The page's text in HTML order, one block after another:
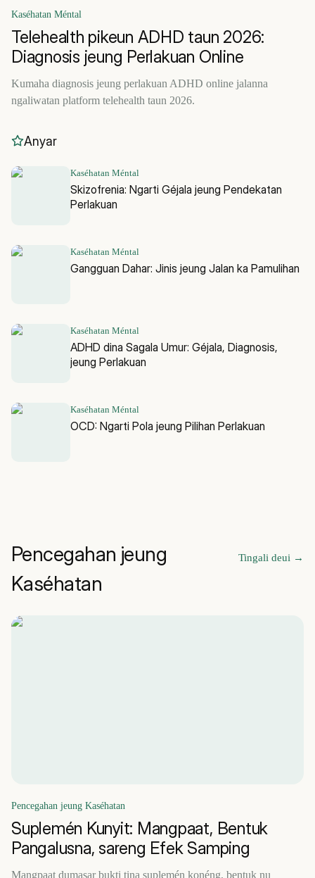
Kaséhatan Méntal
Telehealth pikeun ADHD taun 2026:
Diagnosis jeung Perlakuan Online
Kumaha diagnosis jeung perlakuan ADHD online jalanna
ngaliwatan platform telehealth taun 2026.
Anyar
Kaséhatan Méntal
Skizofrenia: Ngarti Géjala jeung Pendekatan
Perlakuan
Kaséhatan Méntal
Gangguan Dahar: Jinis jeung Jalan ka Pamulihan
Kaséhatan Méntal
ADHD dina Sagala Umur: Géjala, Diagnosis,
jeung Perlakuan
Kaséhatan Méntal
OCD: Ngarti Pola jeung Pilihan Perlakuan
Pencegahan jeung
Kaséhatan
Tingali deui →
Pencegahan jeung Kaséhatan
Suplemén Kunyit: Mangpaat, Bentuk
Pangalusna, sareng Efek Samping
Mangpaat dumasar bukti tina suplemén konéng, bentuk nu